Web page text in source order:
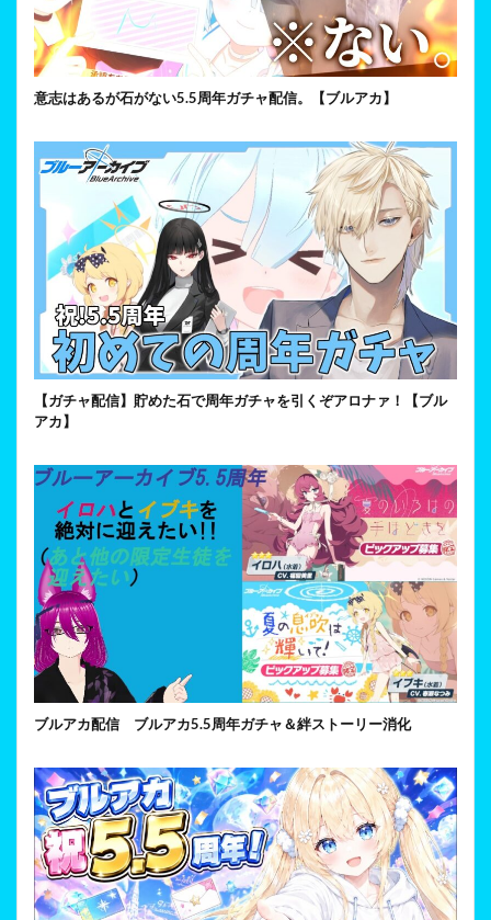
意志はあるが石がない5.5周年ガチャ配信。【ブルアカ】
【ガチャ配信】貯めた石で周年ガチャを引くぞアロナァ！【ブル
アカ】
ブルアカ配信 ブルアカ5.5周年ガチャ＆絆ストーリー消化